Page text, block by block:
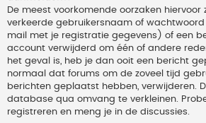
De meest voorkomende oorzaken hiervoor
verkeerde gebruikersnaam of
mail met je registratie gegevens) of een
account verwijderd om één of andere
het geval is, heb je dan ooit een bericht
normaal dat forums om de zoveel tijd
berichten geplaatst hebben, verwijderen.
database qua omvang te verkleinen.
registreren en meng je in de discussies.